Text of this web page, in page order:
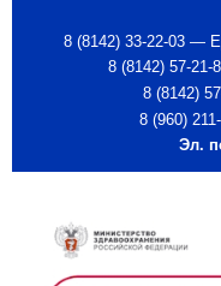
8 (8142) 33-22-03 —
8 (8142) 57-21-
8 (8142)
8 (960)
Эл.